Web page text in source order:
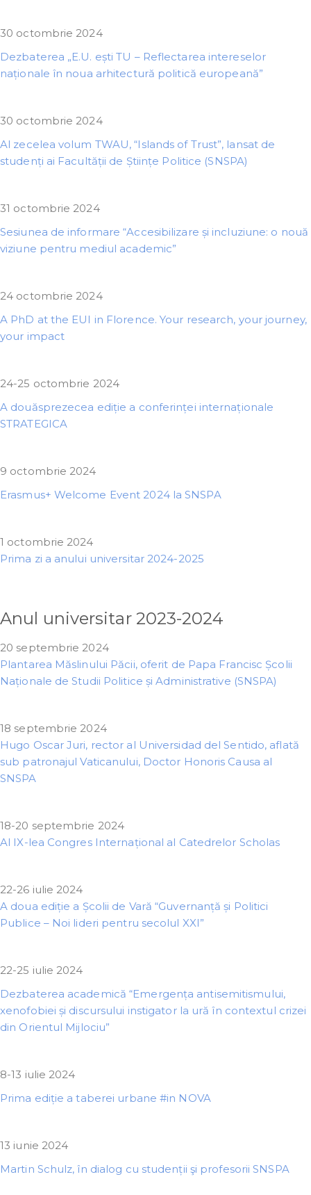
30 octombrie 2024
Dezbaterea „E.U. ești TU – Reflectarea intereselor
naționale în noua arhitectură politică europeană”
30 octombrie 2024
Al zecelea volum TWAU, “Islands of Trust”, lansat de
studenți ai Facultății de Științe Politice (SNSPA)
31 octombrie 2024
Sesiunea de informare “Accesibilizare și incluziune: o nouă
viziune pentru mediul academic”
24 octombrie 2024
A PhD at the EUI in Florence. Your research, your journey,
your impact
24-25 octombrie 2024
A douăsprezecea ediție a conferinței internaționale
STRATEGICA
9 octombrie 2024
Erasmus+ Welcome Event 2024 la SNSPA
1 octombrie 2024
Prima zi a anului universitar 2024-2025
Anul universitar 2023-2024
20 septembrie 2024
Plantarea Măslinului Păcii, oferit de Papa Francisc Școlii
Naționale de Studii Politice și Administrative (SNSPA)
18 septembrie 2024
Hugo Oscar Juri, rector al Universidad del Sentido, aflată
sub patronajul Vaticanului, Doctor Honoris Causa al
SNSPA
18-20 septembrie 2024
Al IX-lea Congres Internațional al Catedrelor Scholas
22-26 iulie 2024
A doua ediție a Școlii de Vară “Guvernanță și Politici
Publice – Noi lideri pentru secolul XXI”
22-25 iulie 2024
Dezbaterea academică “Emergența antisemitismului,
xenofobiei și discursului instigator la ură în contextul crizei
din Orientul Mijlociu”
8-13 iulie 2024
Prima ediție a taberei urbane #in NOVA
13 iunie 2024
Martin Schulz, în dialog cu studenții şi profesorii SNSPA